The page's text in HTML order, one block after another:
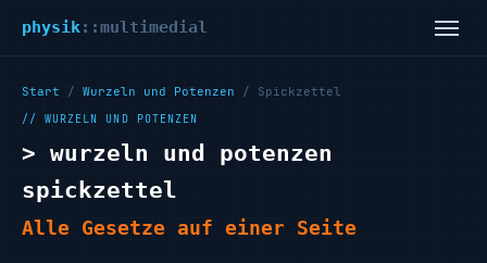
physik::multimedial
Start / Wurzeln und Potenzen / Spickzettel
// WURZELN UND POTENZEN
> wurzeln und potenzen
spickzettel
Alle Gesetze auf einer Seite